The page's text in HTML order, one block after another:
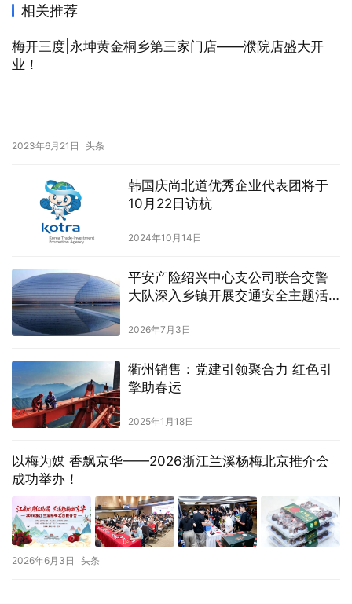
相关推荐
梅开三度|永坤黄金桐乡第三家门店——濮院店盛大开
业！
2023年6月21日 头条
韩国庆尚北道优秀企业代表团将于
10月22日访杭
2024年10月14日
平安产险绍兴中心支公司联合交警
大队深入乡镇开展交通安全主题活
2026年7月3日
衢州销售：党建引领聚合力 红色引
擎助春运
2025年1月18日
以梅为媒 香飘京华——2026浙江兰溪杨梅北京推介会
成功举办！
2026年6月3日 头条